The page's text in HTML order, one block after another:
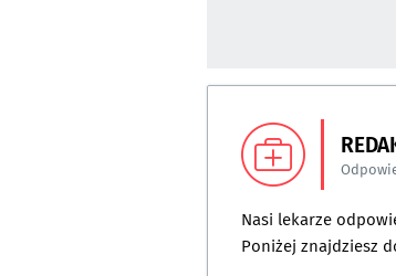
Nasi lekarze
Poniżej znajdziesz